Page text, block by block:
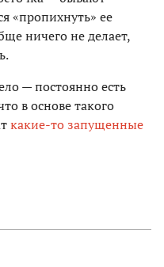
«пропихнуть» ее
ничего не делает,
— постоянно есть
в основе такого
какие-то запущенные